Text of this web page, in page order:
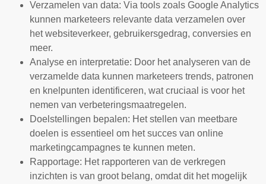
Verzamelen van data: Via tools zoals Google Analytics
kunnen marketeers relevante data verzamelen over
het websiteverkeer, gebruikersgedrag, conversies en
meer.
Analyse en interpretatie: Door het analyseren van de
verzamelde data kunnen marketeers trends, patronen
en knelpunten identificeren, wat cruciaal is voor het
nemen van verbeteringsmaatregelen.
Doelstellingen bepalen: Het stellen van meetbare
doelen is essentieel om het succes van online
marketingcampagnes te kunnen meten.
Rapportage: Het rapporteren van de verkregen
inzichten is van groot belang, omdat dit het mogelijk